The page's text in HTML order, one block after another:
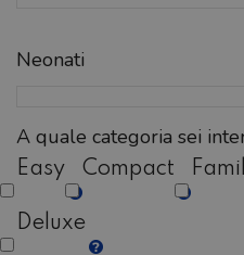
Neonati
A quale categoria sei
Easy Compact
Deluxe